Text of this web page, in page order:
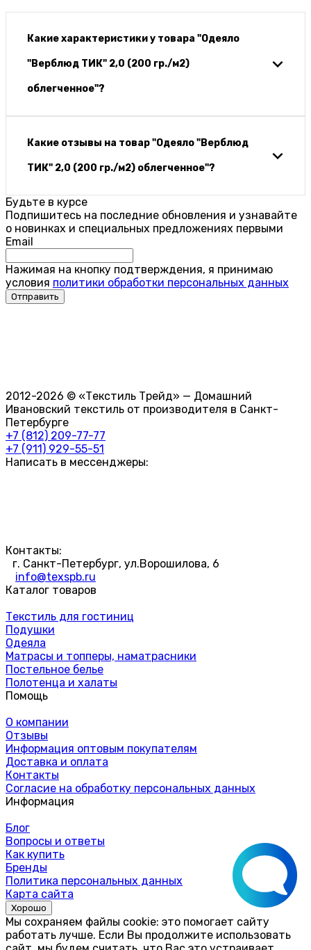
Какие характеристики у товара "Одеяло
"Верблюд ТИК" 2,0 (200 гр./м2)
облегченное"?
Какие отзывы на товар "Одеяло "Верблюд
ТИК" 2,0 (200 гр./м2) облегченное"?
Будьте в курсе
Подпишитесь на последние обновления и узнавайте
о новинках и специальных предложениях первыми
Email
Нажимая на кнопку подтверждения, я принимаю
условия политики обработки персональных данных
2012-2026 © «Текстиль Трейд» — Домашний
Ивановский текстиль от производителя в Санкт-
Петербурге
+7 (812) 209-77-77
+7 (911) 929-55-51
Написать в мессенджеры:
Контакты:
г. Санкт-Петербург, ул.Ворошилова, 6
info@texspb.ru
Каталог товаров
Текстиль для гостиниц
Подушки
Одеяла
Матрасы и топперы, наматрасники
Постельное белье
Полотенца и халаты
Помощь
О компании
Отзывы
Информация оптовым покупателям
Доставка и оплата
Контакты
Согласие на обработку персональных данных
Информация
Блог
Вопросы и ответы
Как купить
Бренды
Политика персональных данных
Карта сайта
Хорошо
Мы сохраняем файлы cookie: это помогает сайту
работать лучше. Если Вы продолжите использовать